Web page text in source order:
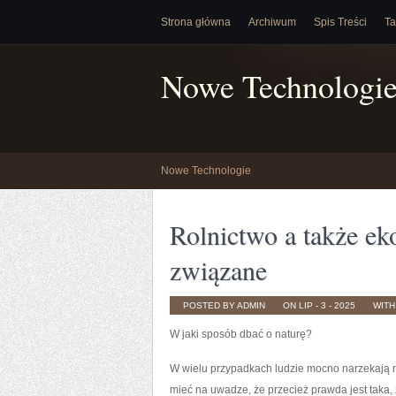
Strona główna Archiwum Spis Treści
Nowe
Nowe Technologie
Rolnictwo a także
związane
POSTED BY ADMIN ON LIP - 3 - 2025 WITH
W jaki sposób dbać o naturę?
W wielu przypadkach ludzie mocno narzekają
mieć na uwadze, że przecież prawda jest